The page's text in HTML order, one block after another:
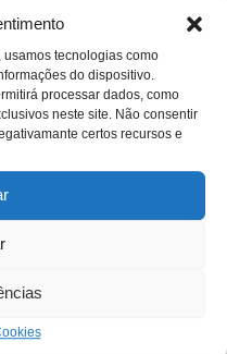
tecnologias como
do dispositivo.
processar dados, como
neste site. Não consentir
certos recursos e
Costa
do ensino